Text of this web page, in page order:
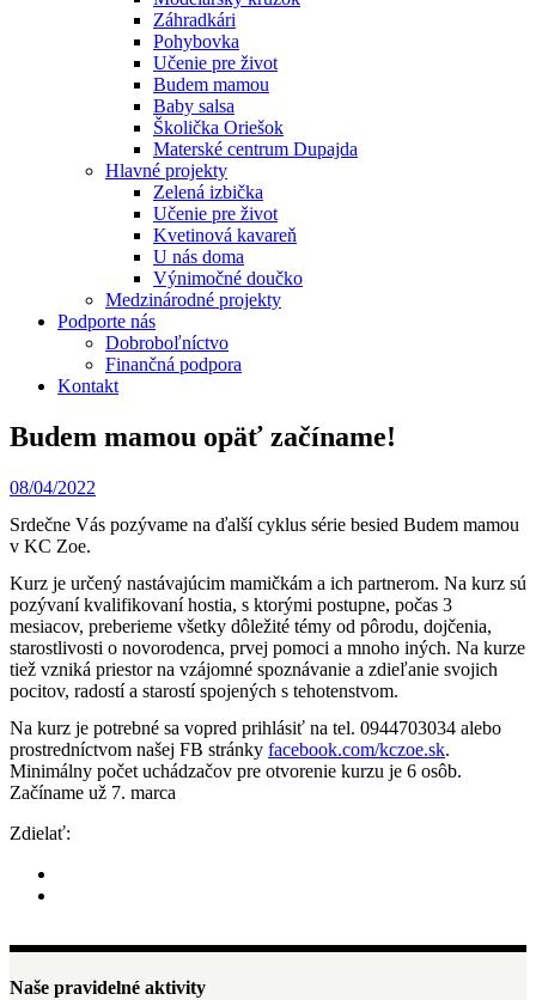
Záhradkári
Pohybovka
Učenie pre život
Budem mamou
Baby salsa
Školička Oriešok
Materské centrum Dupajda
Hlavné projekty
Zelená izbička
Učenie pre život
Kvetinová kavareň
U nás doma
Výnimočné doučko
Medzinárodné projekty
Podporte nás
Dobroboľníctvo
Finančná podpora
Kontakt
Budem mamou opäť začíname!
08/04/2022
Srdečne Vás pozývame na ďalší cyklus série besied Budem mamou
v KC Zoe.
Kurz je určený nastávajúcim mamičkám a ich partnerom. Na kurz sú
pozývaní kvalifikovaní hostia, s ktorými postupne, počas 3
mesiacov, preberieme všetky dôležité témy od pôrodu, dojčenia,
starostlivosti o novorodenca, prvej pomoci a mnoho iných. Na kurze
tiež vzniká priestor na vzájomné spoznávanie a zdieľanie svojich
pocitov, radostí a starostí spojených s tehotenstvom.
Na kurz je potrebné sa vopred prihlásiť na tel. 0944703034 alebo
prostredníctvom našej FB stránky facebook.com/kczoe.sk.
Minimálny počet uchádzačov pre otvorenie kurzu je 6 osôb.
Začíname už 7. marca
Zdielať:
Naše pravidelné aktivity